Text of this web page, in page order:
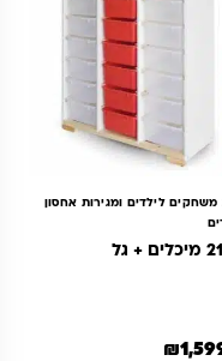
לילדים ומגירות אחסון
₪